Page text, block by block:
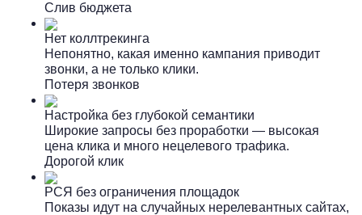
Слив бюджета
Нет коллтрекинга
Непонятно, какая именно кампания приводит
звонки, а не только клики.
Потеря звонков
Настройка без глубокой семантики
Широкие запросы без проработки — высокая
цена клика и много нецелевого трафика.
Дорогой клик
РСЯ без ограничения площадок
Показы идут на случайных нерелевантных сайтах,